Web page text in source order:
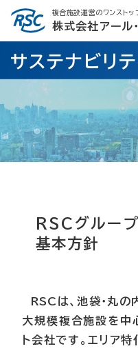
Skip
content
複合施設運営のワンストッ
株式会社アール
サステナビリテ
RSCグルー
基本方針
RSCは、池袋・丸
大規模複合施設を中
ト会社です。エリア